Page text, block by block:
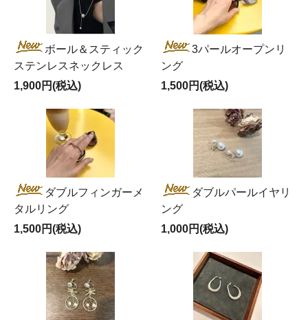
ボール＆スティック
ステンレスネックレス
1,900円(税込)
3パールオープンリ
ング
1,500円(税込)
ダブルフィンガーメ
タルリング
1,500円(税込)
ダブルパールイヤリ
ング
1,000円(税込)